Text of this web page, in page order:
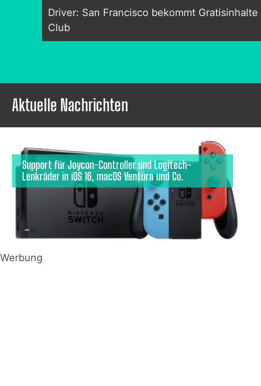
Driver: San Francisco bekommt
Club
Aktuelle Nachrichten
Support für Joycon-Controller und Logitech-
Lenkräder in iOS 16, macOS Ventura und Co.
Werbung